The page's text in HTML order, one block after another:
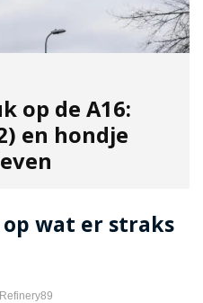
op de A16:
en hondje
wat er straks